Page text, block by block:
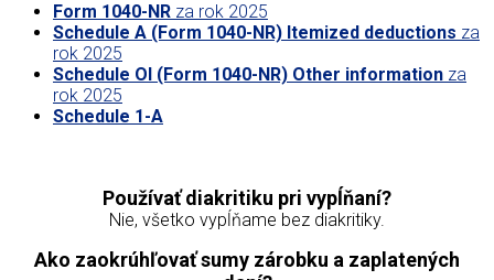
Form 1040-NR za rok 2025
Schedule A (Form 1040-NR) Itemized deductions za
rok 2025
Schedule OI (Form 1040-NR) Other information za
rok 2025
Schedule 1-A
Používať diakritiku pri vypĺňaní?
Nie, všetko vypĺňame bez diakritiky.
Ako zaokrúhľovať sumy zárobku a zaplatených